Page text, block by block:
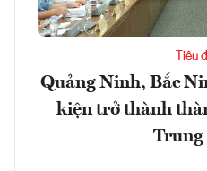
Tiêu
Quảng Ninh, Bắc
kiện trở thành
Trung